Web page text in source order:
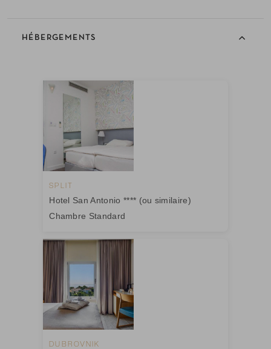
HÉBERGEMENTS
SPLIT
Hotel San Antonio **** (ou similaire)
Chambre Standard
DUBROVNIK